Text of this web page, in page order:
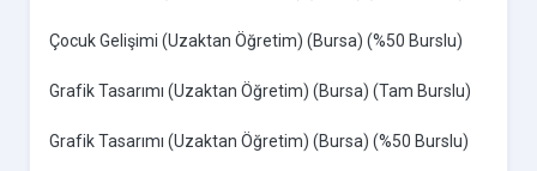
Çocuk Gelişimi (Uzaktan Öğretim) (Bursa) (%50 Burslu)
Grafik Tasarımı (Uzaktan Öğretim) (Bursa) (Tam Burslu)
Grafik Tasarımı (Uzaktan Öğretim) (Bursa) (%50 Burslu)